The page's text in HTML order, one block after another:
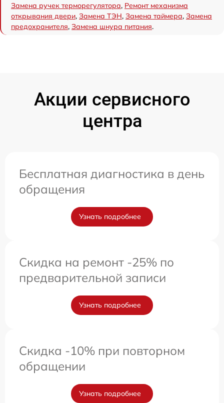
Замена ручек терморегулятора, Ремонт механизма
открывания двери, Замена ТЭН, Замена таймера, Замена
предохранителя, Замена шнура питания.
Акции сервисного
центра
Бесплатная диагностика в день
обращения
Узнать подробнее
Скидка на ремонт -25% по
предварительной записи
Узнать подробнее
Скидка -10% при повторном
обращении
Узнать подробнее